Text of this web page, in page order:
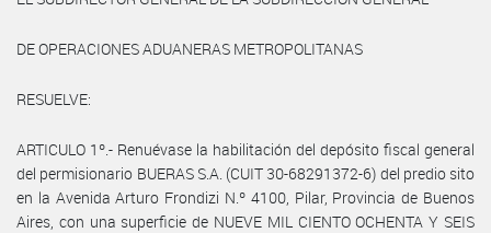
DE OPERACIONES ADUANERAS METROPOLITANAS
RESUELVE:
ARTICULO 1º.- Renuévase la habilitación del depósito fiscal general
del permisionario BUERAS S.A. (CUIT 30-68291372-6) del predio sito
en la Avenida Arturo Frondizi N.º 4100, Pilar, Provincia de Buenos
Aires, con una superficie de NUEVE MIL CIENTO OCHENTA Y SEIS